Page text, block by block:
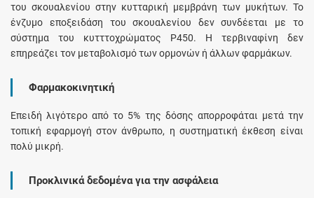
του σκουαλενίου στην κυτταρική μεμβράνη των μυκήτων. Το
ένζυμο εποξειδάση του σκουαλενίου δεν συνδέεται με το
σύστημα του κυτττοχρώματος P450. Η τερβιναφίνη δεν
επηρεάζει τον μεταβολισμό των ορμονών ή άλλων φαρμάκων.
Φαρμακοκινητική
Επειδή λιγότερο από το 5% της δόσης απορροφάται μετά την
τοπική εφαρμογή στον άνθρωπο, η συστηματική έκθεση είναι
πολύ μικρή.
Προκλινικά δεδομένα για την ασφάλεια